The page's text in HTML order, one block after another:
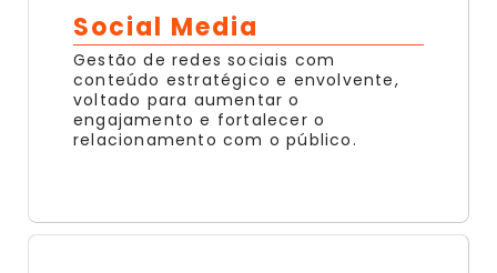
Social Media
Gestão de redes sociais com
conteúdo estratégico e envolvente,
voltado para aumentar o
engajamento e fortalecer o
relacionamento com o público.